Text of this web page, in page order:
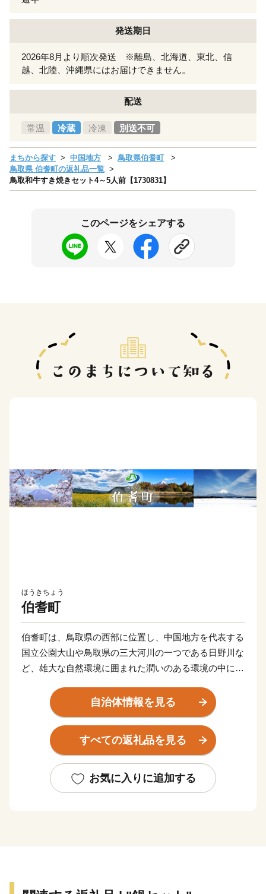
発送期日
2026年8月より順次発送 ※離島、北海道、東北、信
越、北陸、沖縄県にはお届けできません。
配送
常温 冷蔵 冷凍 別送不可
まちから探す 中国地方
鳥取県伯耆町
鳥取県 伯耆町の返礼品一覧
鳥取和牛すき焼きセット4～5人前【1730831】
このページをシェアする
ほうきちょう
伯耆町
伯耆町は、鳥取県の西部に位置し、中国地方を代表する
国立公園大山や鳥取県の三大河川の一つである日野川な
ど、雄大な自然環境に囲まれた潤いのある環境の中にの
伯耆町では、『ふるさと納税』（寄附金）を活用し
て“大山（別名「伯耆富士」）の環境保全と活性化”や“地
域コミュニティ環境整備”などの取組みをおこなってい
してください。
自治体情報を見る
すべての返礼品を見る
お気に入りに追加する